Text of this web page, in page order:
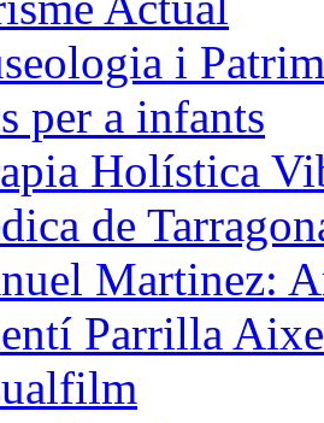
i
per a infants
Holística
de
Martinez:
Parrilla